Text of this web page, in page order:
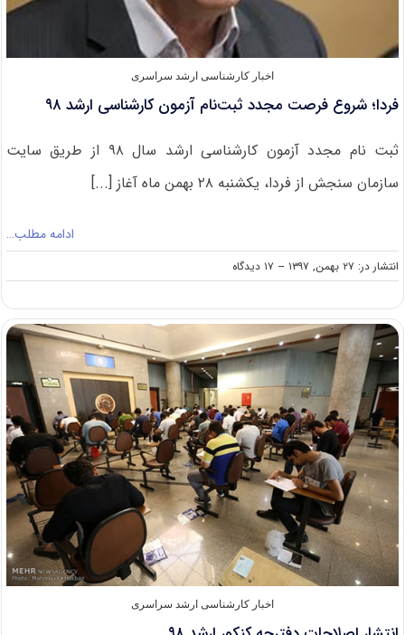
اخبار کارشناسی ارشد سراسری
فردا؛ شروع فرصت مجدد ثبت‌نام آزمون کارشناسی ارشد ۹۸
ثبت نام مجدد آزمون کارشناسی ارشد سال ۹۸ از طریق سایت
سازمان سنجش از فردا، یکشنبه ۲۸ بهمن ماه آغاز [...]
ادامه مطلب…
انتشار در: ۲۷ بهمن, ۱۳۹۷ -- ۱۷ دیدگاه
on
فردا؛
فرصت
ثبت‌نام
آزمون
کارشناسی
ارشد
۹۸
اخبار کارشناسی ارشد سراسری